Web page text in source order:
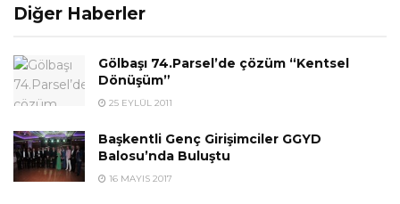
Diğer Haberler
Gölbaşı 74.Parsel’de çözüm “Kentsel
Dönüşüm”
25 EYLÜL 2011
Başkentli Genç Girişimciler GGYD
Balosu’nda Buluştu
16 MAYIS 2017